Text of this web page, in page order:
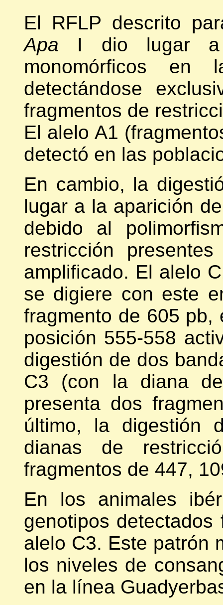
El RFLP descrito
Apa I dio lugar a
monomórficos en
detectándose
fragmentos de
El alelo A1
detectó en las
En cambio, la
lugar a la aparición
debido al
restricción
amplificado. El alelo
se digiere con este
fragmento de 605
posición 555-558
digestión de dos
C3 (con la diana
presenta dos
último, la digestión
dianas de
fragmentos de 447,
En los animales
genotipos
alelo C3. Este patrón
los niveles de
en la línea